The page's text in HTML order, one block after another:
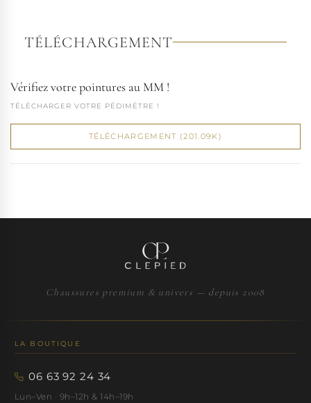
TÉLÉCHARGEMENT
Vérifiez votre pointures au MM !
TÉLÉCHARGER VOTRE PÉDIMÈTRE !
TÉLÉCHARGEMENT (201.09K)
Chaussures premium & univers — depuis 2008
LA BOUTIQUE
06 63 92 24 34
Lun–Ven · 9h–12h & 14h–19h